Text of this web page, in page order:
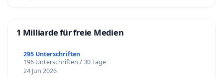
1 Milliarde für freie Medien
295 Unterschriften
196 Unterschriften / 30 Tage
24 Jun 2026